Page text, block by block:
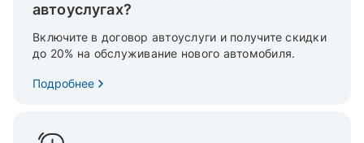
автоуслугах?
Включите в договор автоуслуги и получите скидки
до 20% на обслуживание нового автомобиля.
Подробнее